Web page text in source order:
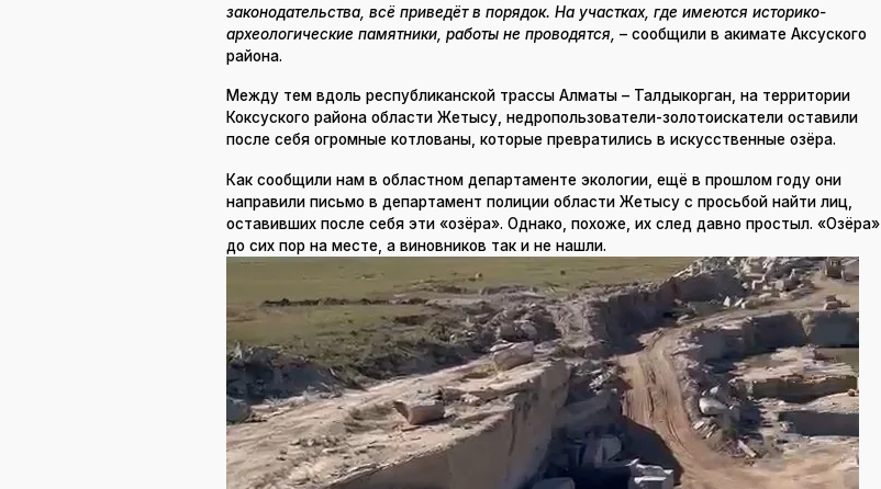
законодательства, всё приведёт в порядок. На участках, где имеются историко-
археологические памятники, работы не проводятся, – сообщили в акимате Аксуского
района.
Между тем вдоль республиканской трассы Алматы – Талдыкорган, на территории
Коксуского района области Жетысу, недропользователи-золотоискатели оставили
после себя огромные котлованы, которые превратились в искусственные озёра.
Как сообщили нам в областном департаменте экологии, ещё в прошлом году они
направили письмо в департамент полиции области Жетысу с просьбой найти лиц,
оставивших после себя эти «озёра». Однако, похоже, их след давно простыл. «Озёра»
до сих пор на месте, а виновников так и не нашли.